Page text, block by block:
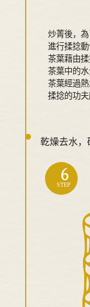
炒菁後，
進行揉捻
茶葉藉由
茶葉中的
茶葉經過
揉捻的功夫
乾燥去水，
6
STEP